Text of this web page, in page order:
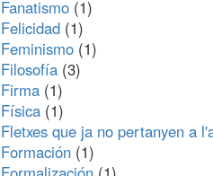
Fanatismo (1)
Felicidad (1)
Feminismo (1)
Filosofía (3)
Firma (1)
Física (1)
Fletxes que ja no pertanyen a
Formación (1)